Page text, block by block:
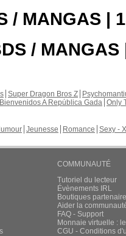
/ MANGAS |
/ MANGAS
Super Dragon Bros Z
Bienvenidos A República Gada Only
Jeunesse Romance Sexy -
COMMUNAUTÉ
Tutoriel du lecteur
Évènements IRL
Boutiques
Aider la
FAQ - Support
Monnaie virtuelle :
CGU - Conditions